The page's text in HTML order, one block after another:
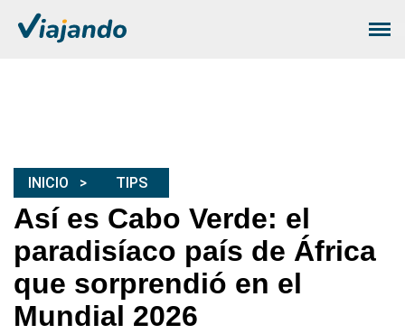
INICIO TIPS
Así es Cabo Verde: el
paradisíaco país de África
que sorprendió en el
Mundial 2026